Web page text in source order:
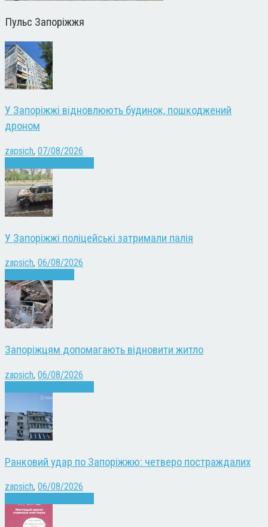
Пульс Запоріжжя
У Запоріжжі відновлюють будинок, пошкоджений
дроном
zapsich, 07/08/2026
У Запоріжжі поліцейські затримали палія
zapsich, 06/08/2026
Запоріжцям допомагають відновити житло
zapsich, 06/08/2026
Ранковий удар по Запоріжжю: четверо постраждалих
zapsich, 06/08/2026